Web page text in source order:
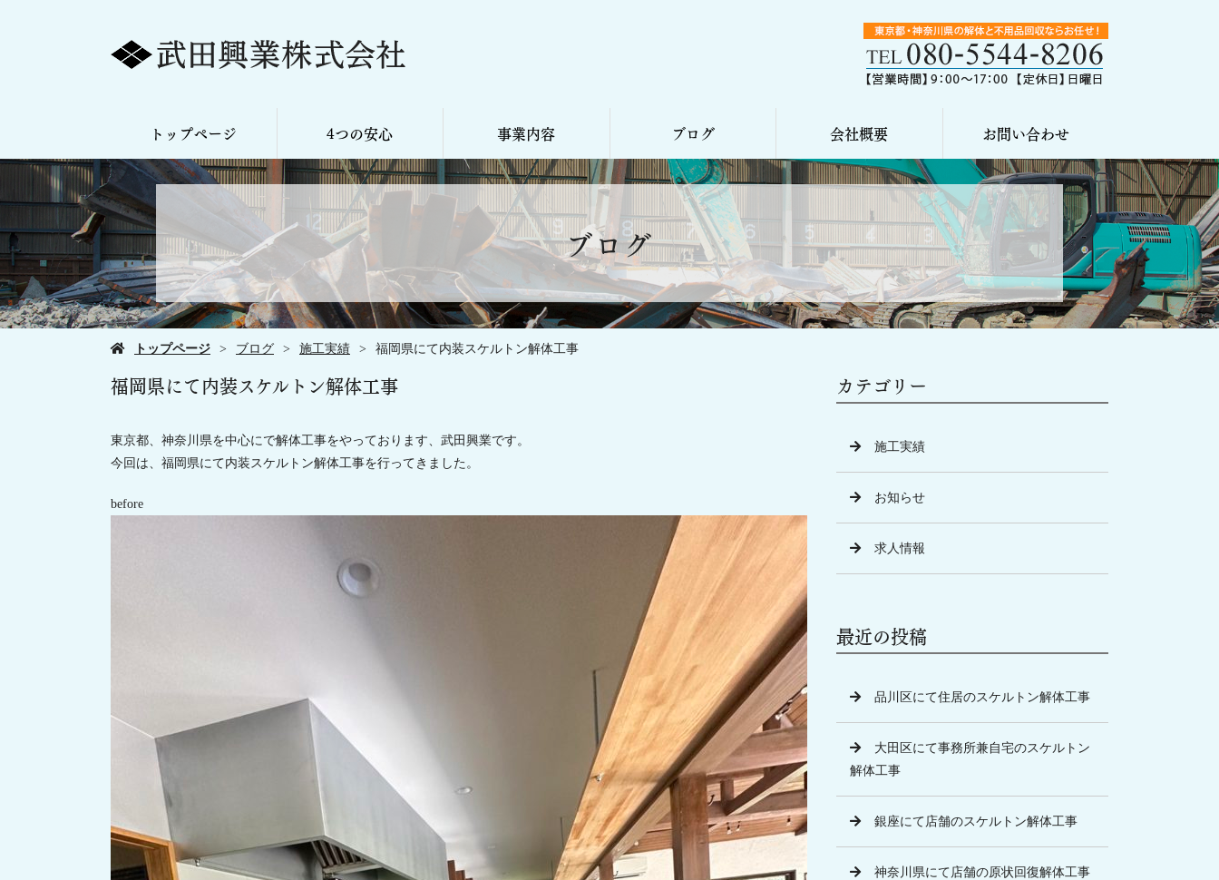
トップページ 4つの安心 事業内容
解体工事
不用品回収
ブログ
施工実績
お知らせ
求人情報
会社概要 お問い合わせ
ブログ
トップページ ブログ 施工実績 福岡県にて内装スケルトン解体工事
福岡県にて内装スケルトン解体工事
東京都、神奈川県を中心にで解体工事をやっております、武田興業です。
今回は、福岡県にて内装スケルトン解体工事を行ってきました。
before
カテゴリー
施工実績
お知らせ
求人情報
最近の投稿
品川区にて住居のスケルトン解体工事
大田区にて事務所兼自宅のスケルトン
解体工事
銀座にて店舗のスケルトン解体工事
神奈川県にて店舗の原状回復解体工事